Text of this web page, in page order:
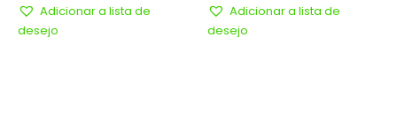
Adicionar a lista de
desejo
Adicionar a lista de
desejo